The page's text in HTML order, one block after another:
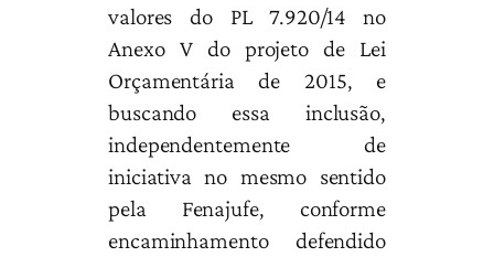
valores do PL 7.920/14 no
Anexo V do projeto de Lei
Orçamentária de 2015, e
buscando essa inclusão,
independentemente de
iniciativa no mesmo sentido
pela Fenajufe, conforme
encaminhamento defendido